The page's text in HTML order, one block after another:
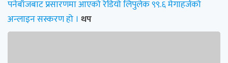
पनेबाँजबाट प्रसारणमा आएको रेडियो लिपुलेक ९९.६ मेगाहर्जको
अन्लाइन सस्करण हो । थप